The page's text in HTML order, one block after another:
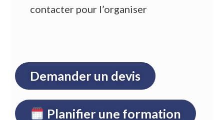
contacter pour l’organiser
Demander un devis
Planifier une formation